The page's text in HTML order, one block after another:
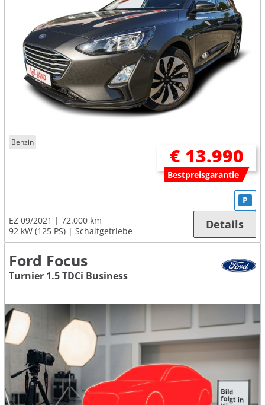
Benzin
€ 13.990
Bestpreisgarantie
EZ 09/2021
72.000 km
92 kW (125 PS)
Schaltgetriebe
P
Details
Ford Focus
Turnier 1.5 TDCi Business